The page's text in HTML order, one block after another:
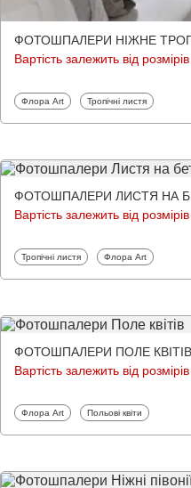
ФОТОШПАЛЕРИ НІЖНЕ
Вартість залежить від розмірів
Фотошпалери
Флора Art Фотошпалери
Тропічні листя
ФОТОШПАЛЕРИ ЛИСТЯ НА
Вартість залежить від розмірів
Фотошпалери
Тропічні листя Фотошпалери
Флора Art
ФОТОШПАЛЕРИ ПОЛЕ КВІТІВ
Вартість залежить від розмірів
Фотошпалери
Флора Art Фотошпалери
Польові квіти